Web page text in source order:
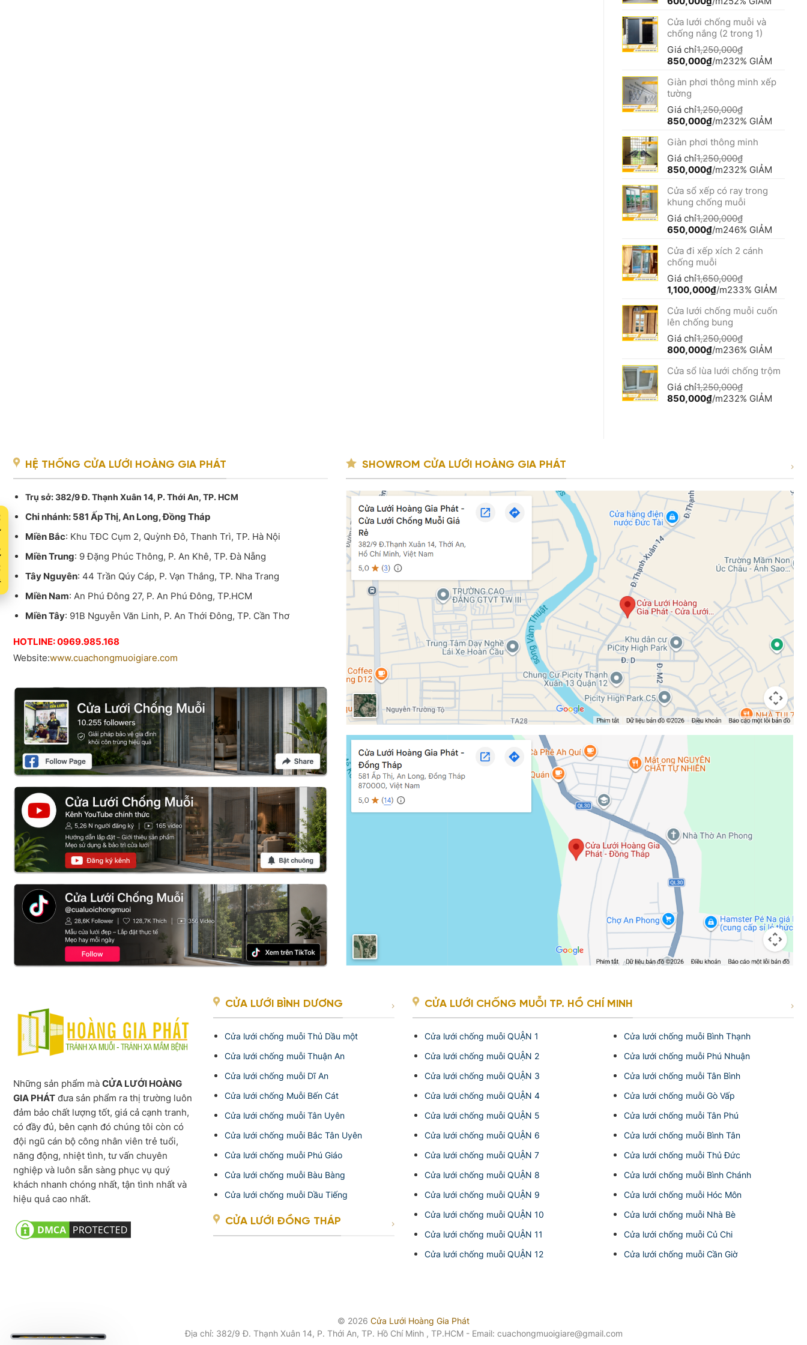
là:
1,250,000₫.
tại
là:
600,000₫.
Cửa lưới chống muỗi và
chống nắng (2 trong 1)
Giá chỉ1,250,000₫
Giá
là:
1,250,000₫.
850,000₫Giá
tại
850,000₫.
/m232% GIẢM
Giàn phơi thông minh xếp
tường
Giá chỉ1,250,000₫
Giá
là:
1,250,000₫.
850,000₫Giá
tại
là:
850,000₫.
/m232% GIẢM
Giàn phơi thông minh
Giá chỉ1,250,000₫
Giá
là:
1,250,000₫.
850,000₫Giá
tại
là:
850,000₫.
/m232% GIẢM
Cửa sổ xếp có ray trong
khung chống muỗi
Giá chỉ1,200,000₫
Giá
là:
1,200,000₫.
650,000₫Giá
tại
là:
650,000₫.
/m246% GIẢM
Cửa đi xếp xích 2 cánh
chống muỗi
Giá chỉ1,650,000₫
Giá
là:
1,650,000₫.
1,100,000₫Giá
tại
là:
1,100,000₫.
/m233% GIẢM
Cửa lưới chống muỗi cuốn
lên chống bung
Giá chỉ1,250,000₫
Giá
là:
1,250,000₫.
800,000₫Giá
tại
là:
800,000₫.
/m236% GIẢM
Cửa sổ lùa lưới chống trộm
Giá chỉ1,250,000₫
Giá
850,000₫Giá
/m232% GIẢM
HỆ THỐNG CỬA LƯỚI HOÀNG GIA PHÁT
Trụ sở: 382/9 Đ. Thạnh Xuân 14, P. Thới An, TP. HCM
Chi nhánh: 581 Ấp Thị, An Long, Đồng Tháp
Miền Bắc: Khu TĐC Cụm 2, Quỳnh Đô, Thanh Trì, TP. Hà Nội
Miền Trung: 9 Đặng Phúc Thông, P. An Khê, TP. Đà Nẵng
Tây Nguyên: 44 Trần Qúy Cáp, P. Vạn Thắng, TP. Nha Trang
Miền Nam: An Phú Đông 27, P. An Phú Đông, TP.HCM
Miền Tây: 91B Nguyễn Văn Linh, P. An Thới Đông, TP. Cần Thơ
HOTLINE: 0969.985.168
Website:www.cuachongmuoigiare.com
SHOWROM CỬA LƯỚI HOÀNG GIA PHÁT
Những sản phẩm mà CỬA LƯỚI HOÀNG
GIA PHÁT đưa sản phẩm ra thị trường luôn
đảm bảo chất lượng tốt, giá cả cạnh tranh,
có đầy đủ, bên cạnh đó chúng tôi còn có
đội ngũ cán bộ công nhân viên trẻ tuổi,
năng động, nhiệt tình, tư vấn chuyên
nghiệp và luôn sẵn sàng phục vụ quý
khách nhanh chóng nhất, tận tình nhất và
hiệu quả cao nhất.
CỬA LƯỚI BÌNH DƯƠNG
Cửa lưới chống muỗi Thủ Dầu một
Cửa lưới chống muỗi Thuận An
Cửa lưới chống muỗi Dĩ An
Cửa lưới chống Muỗi Bến Cát
Cửa lưới chống muỗi Tân Uyên
Cửa lưới chống muỗi Bắc Tân Uyên
Cửa lưới chống muỗi Phú Giáo
Cửa lưới chống muỗi Bàu Bàng
Cửa lưới chống muỗi Dầu Tiếng
CỬA LƯỚI ĐỒNG THÁP
CỬA LƯỚI CHỐNG MUỖI TP. HỒ CHÍ MINH
Cửa lưới chống muỗi QUẬN 1
Cửa lưới chống muỗi QUẬN 2
Cửa lưới chống muỗi QUẬN 3
Cửa lưới chống muỗi QUẬN 4
Cửa lưới chống muỗi QUẬN 5
Cửa lưới chống muỗi QUẬN 6
Cửa lưới chống muỗi QUẬN 7
Cửa lưới chống muỗi QUẬN 8
Cửa lưới chống muỗi QUẬN 9
Cửa lưới chống muỗi QUẬN 10
Cửa lưới chống muỗi QUẬN 11
Cửa lưới chống muỗi QUẬN 12
Cửa lưới chống muỗi Bình Thạnh
Cửa lưới chống muỗi Phú Nhuận
Cửa lưới chống muỗi Tân Bình
Cửa lưới chống muỗi Gò Vấp
Cửa lưới chống muỗi Tân Phú
Cửa lưới chống muỗi Bình Tân
Cửa lưới chống muỗi Thủ Đức
Cửa lưới chống muỗi Bình Chánh
Cửa lưới chống muỗi Hóc Môn
Cửa lưới chống muỗi Nhà Bè
Cửa lưới chống muỗi Củ Chi
Cửa lưới chống muỗi Cần Giờ
© 2026 Cửa Lưới Hoàng Gia Phát
Địa chỉ: 382/9 Đ. Thạnh Xuân 14, P. Thới An, TP. Hồ Chí Minh , TP.HCM - Email: cuachongmuoigiare@gmail.com